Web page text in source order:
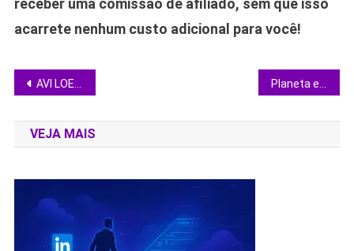
receber uma comissão de afiliado, sem que isso
acarrete nenhum custo adicional para você!
Navegação
de
Post
AVI LOEB: O 3I/ATLAS pode estar vindo em direção a Terra
VEJA MAIS